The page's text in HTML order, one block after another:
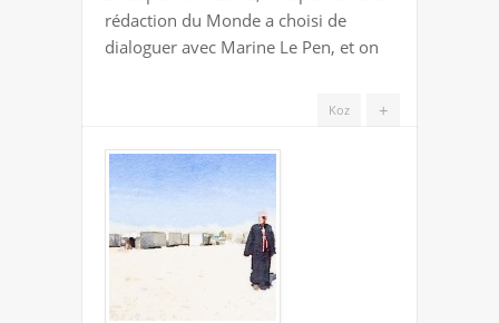
JOUE-
T-
ELLE
rédaction du Monde a choisi de
dialoguer avec Marine Le Pen, et on
+
Koz